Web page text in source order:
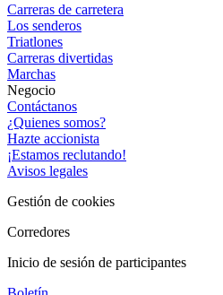
Carreras de carretera
Los senderos
Triatlones
Carreras divertidas
Marchas
Negocio
Contáctanos
¿Quienes somos?
Hazte accionista
¡Estamos reclutando!
Avisos legales
Gestión de cookies
Corredores
Inicio de sesión de participantes